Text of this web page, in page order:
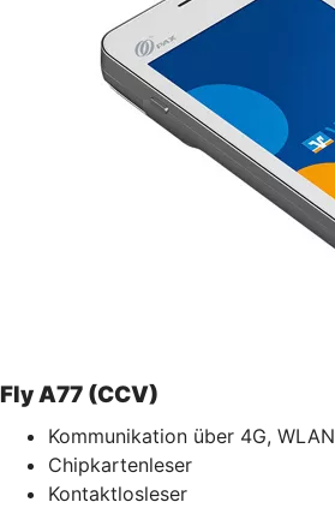
Fly A77 (CCV)
Kommunikation über 4G, WLAN
Chipkartenleser
Kontaktlosleser